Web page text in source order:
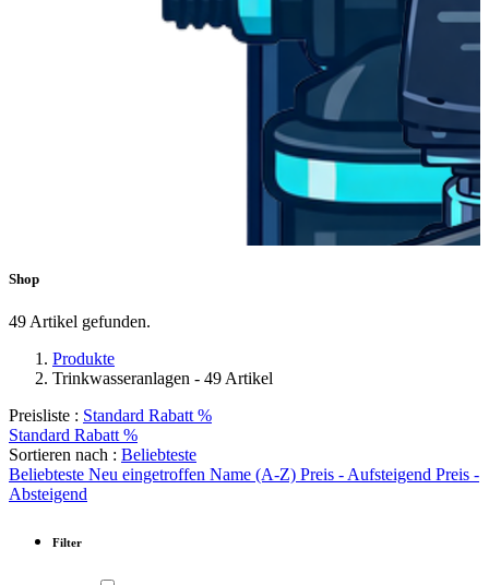
Shop
49 Artikel gefunden.
Produkte
Trinkwasseranlagen - 49 Artikel
Preisliste : Standard Rabatt %
Standard Rabatt %
Sortieren nach : Beliebteste
Beliebteste Neu eingetroffen Name (A-Z) Preis - Aufsteigend Preis -
Absteigend
Filter